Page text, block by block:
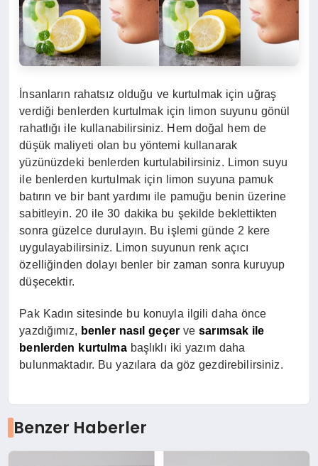
İnsanların rahatsız olduğu ve kurtulmak için uğraş
verdiği benlerden kurtulmak için limon suyunu gönül
rahatlığı ile kullanabilirsiniz. Hem doğal hem de
düşük maliyeti olan bu yöntemi kullanarak
yüzünüzdeki benlerden kurtulabilirsiniz. Limon suyu
ile benlerden kurtulmak için limon suyuna pamuk
batırın ve bir bant yardımı ile pamuğu benin üzerine
sabitleyin. 20 ile 30 dakika bu şekilde beklettikten
sonra güzelce durulayın. Bu işlemi günde 2 kere
uygulayabilirsiniz. Limon suyunun renk açıcı
özelliğinden dolayı benler bir zaman sonra kuruyup
düşecektir.
Pak Kadın sitesinde bu konuyla ilgili daha önce
yazdığımız, benler nasıl geçervesarımsak ile
benlerden kurtulmabaşlıklı iki yazım daha
bulunmaktadır. Bu yazılara da göz gezdirebilirsiniz.
Benzer Haberler